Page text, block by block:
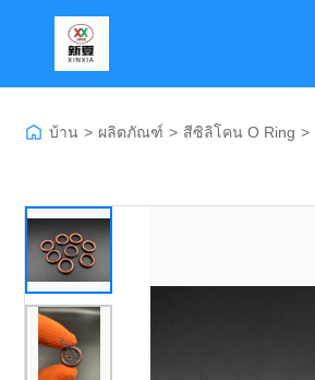
บ้าน > ผลิตภัณฑ์ > สีซิลิโคน O Ring >